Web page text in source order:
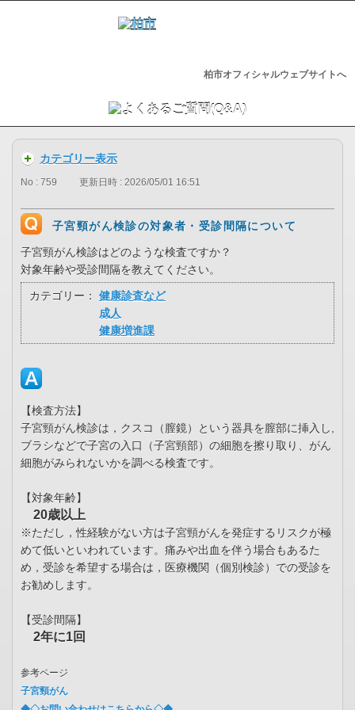
柏市オフィシャルウェブサイトへ
カテゴリー表示
No : 759 更新日時 : 2026/05/01 16:51
子宮頸がん検診の対象者・受診間隔について
子宮頸がん検診はどのような検査ですか？
対象年齢や受診間隔を教えてください。
カテゴリー：
健康診査など
成人
健康増進課
【検査方法】
子宮頸がん検診は，クスコ（膣鏡）という器具を膣部に挿入し,
ブラシなどで子宮の入口（子宮頸部）の細胞を擦り取り、がん
細胞がみられないかを調べる検査です。
【対象年齢】
20歳以上
※ただし，性経験がない方は子宮頸がんを発症するリスクが極
めて低いといわれています。痛みや出血を伴う場合もあるた
め，受診を希望する場合は，医療機関（個別検診）での受診を
お勧めします。
【受診間隔】
2年に1回
参考ページ
子宮頸がん